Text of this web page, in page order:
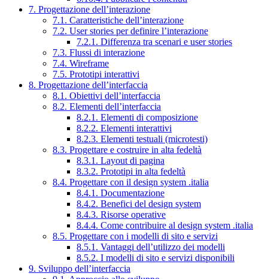
7. Progettazione dell’interazione
7.1. Caratteristiche dell’interazione
7.2. User stories per definire l’interazione
7.2.1. Differenza tra scenari e user stories
7.3. Flussi di interazione
7.4. Wireframe
7.5. Prototipi interattivi
8. Progettazione dell’interfaccia
8.1. Obiettivi dell’interfaccia
8.2. Elementi dell’interfaccia
8.2.1. Elementi di composizione
8.2.2. Elementi interattivi
8.2.3. Elementi testuali (microtesti)
8.3. Progettare e costruire in alta fedeltà
8.3.1. Layout di pagina
8.3.2. Prototipi in alta fedeltà
8.4. Progettare con il design system .italia
8.4.1. Documentazione
8.4.2. Benefici del design system
8.4.3. Risorse operative
8.4.4. Come contribuire al design system .italia
8.5. Progettare con i modelli di sito e servizi
8.5.1. Vantaggi dell’utilizzo dei modelli
8.5.2. I modelli di sito e servizi disponibili
9. Sviluppo dell’interfaccia